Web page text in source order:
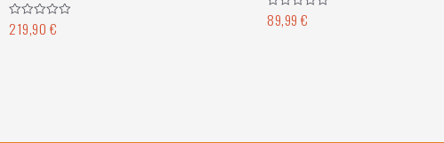
Hinnanguga
0
219,90 €
Hinnanguga
0
89,99 €